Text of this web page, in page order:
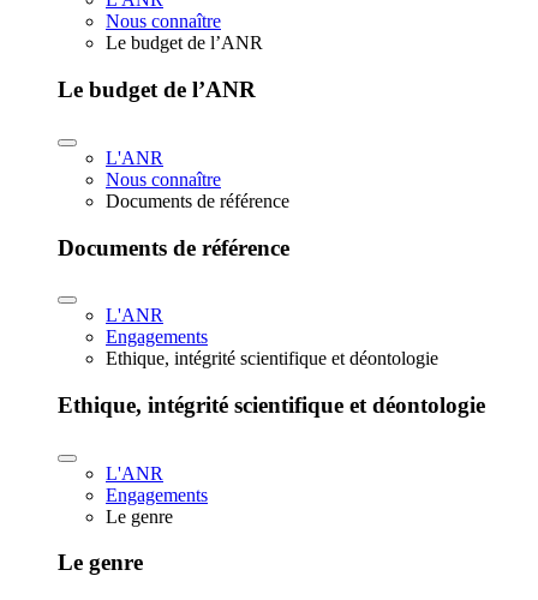
Nous connaître
Le budget de l’ANR
Le budget de l’ANR
L'ANR
Nous connaître
Documents de référence
Documents de référence
L'ANR
Engagements
Ethique, intégrité scientifique et déontologie
Ethique, intégrité scientifique et déontologie
L'ANR
Engagements
Le genre
Le genre